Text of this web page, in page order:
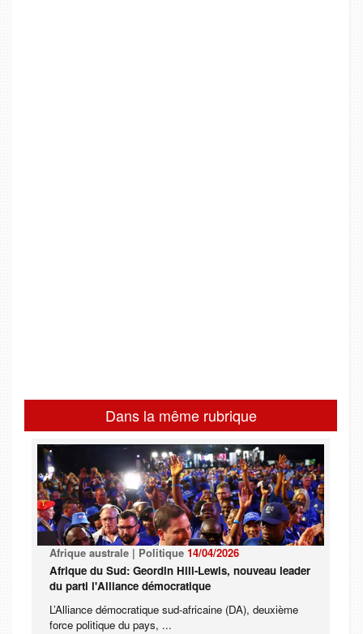
Dans la même rubrique
Afrique australe | Politique 14/04/2026
Afrique du Sud: Geordin Hill-Lewis, nouveau leader
du parti l'Alliance démocratique
L’Alliance démocratique sud-africaine (DA), deuxième
force politique du pays, ...